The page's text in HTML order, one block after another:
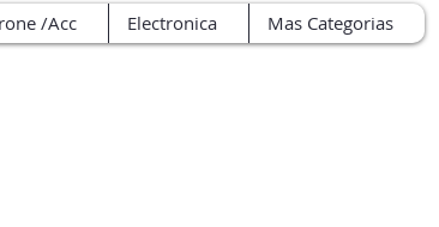
/Acc Electronica Mas Categorias